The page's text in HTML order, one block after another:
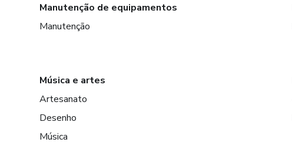
Manutenção de equipamentos
Manutenção
Música e artes
Artesanato
Desenho
Música